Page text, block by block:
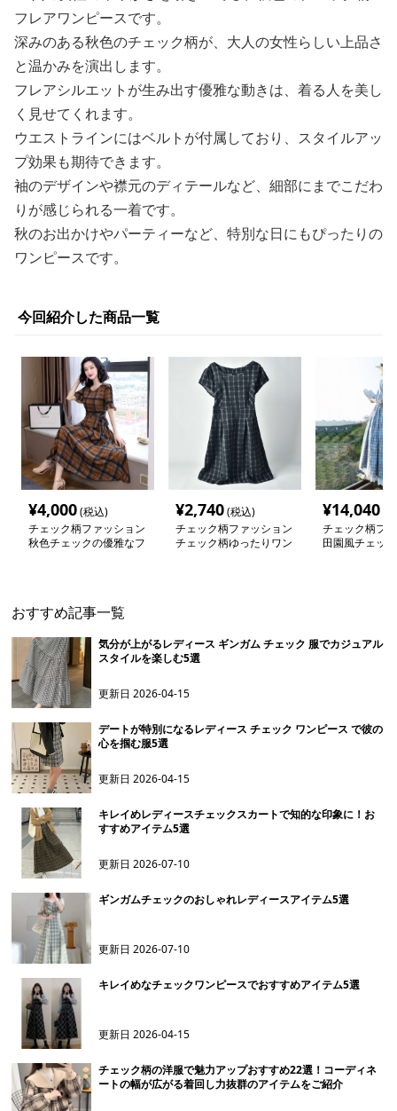
フレアワンピースです。
深みのある秋色のチェック柄が、大人の女性らしい上品さ
と温かみを演出します。
フレアシルエットが生み出す優雅な動きは、着る人を美し
く見せてくれます。
ウエストラインにはベルトが付属しており、スタイルアッ
プ効果も期待できます。
袖のデザインや襟元のディテールなど、細部にまでこだわ
りが感じられる一着です。
秋のお出かけやパーティーなど、特別な日にもぴったりの
ワンピースです。
今回紹介した商品一覧
¥4,000(税込)
チェック柄ファッション
秋色チェックの優雅なフ
¥2,740(税込)
チェック柄ファッション
チェック柄ゆったりワン
¥14,040
チェック柄フ
田園風チェッ
おすすめ記事一覧
気分が上がるレディース ギンガム チェック 服でカジュアル
スタイルを楽しむ5選
更新日2026-04-15
デートが特別になるレディース チェック ワンピース で彼の
心を掴む服5選
更新日2026-04-15
キレイめレディースチェックスカートで知的な印象に！お
すすめアイテム5選
更新日2026-07-10
ギンガムチェックのおしゃれレディースアイテム5選
更新日2026-07-10
キレイめなチェックワンピースでおすすめアイテム5選
更新日2026-04-15
チェック柄の洋服で魅力アップおすすめ22選！コーディネ
ートの幅が広がる着回し力抜群のアイテムをご紹介